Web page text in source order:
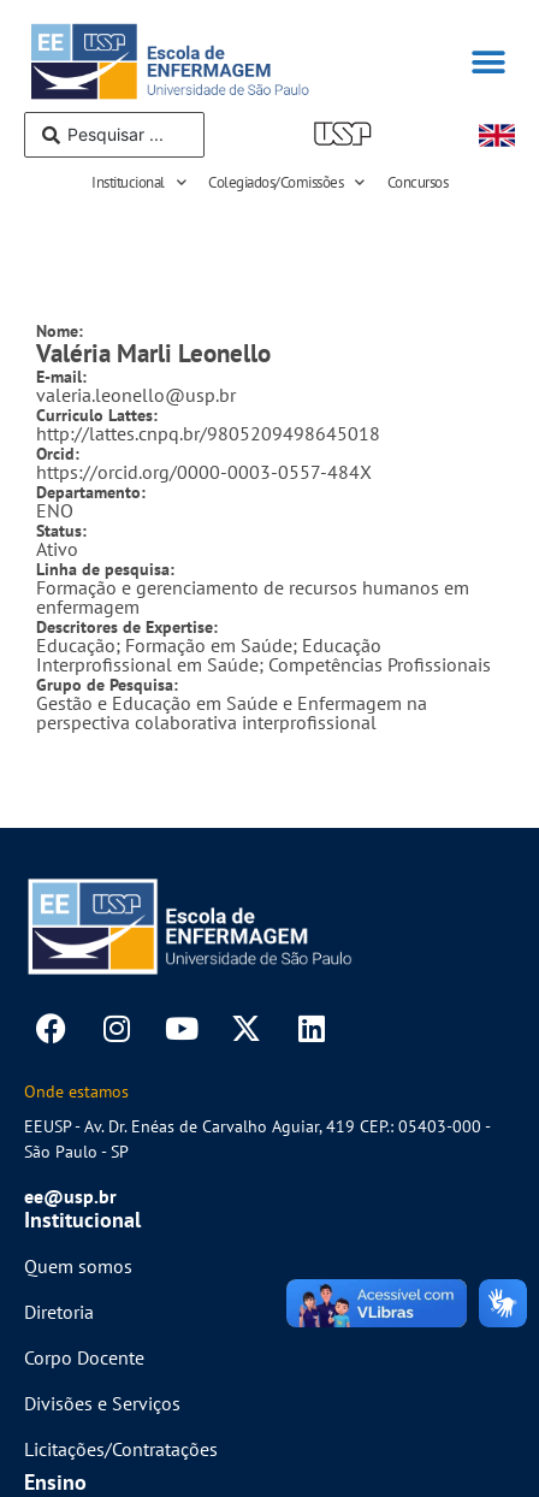
Institucional Colegiados/Comissões Concursos
Nome:
Valéria Marli Leonello
E-mail:
valeria.leonello@usp.br
Curriculo Lattes:
http://lattes.cnpq.br/9805209498645018
Orcid:
https://orcid.org/0000-0003-0557-484X
Departamento:
ENO
Status:
Ativo
Linha de pesquisa:
Formação e gerenciamento de recursos humanos em
enfermagem
Descritores de Expertise:
Educação; Formação em Saúde; Educação
Interprofissional em Saúde; Competências Profissionais
Grupo de Pesquisa:
Gestão e Educação em Saúde e Enfermagem na
perspectiva colaborativa interprofissional
Onde estamos
EEUSP - Av. Dr. Enéas de Carvalho Aguiar, 419 CEP.: 05403-000 -
São Paulo - SP
ee@usp.br
Institucional
Quem somos
Diretoria
Corpo Docente
Divisões e Serviços
Licitações/Contratações
Ensino